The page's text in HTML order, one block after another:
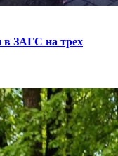
в ЗАГС на трех